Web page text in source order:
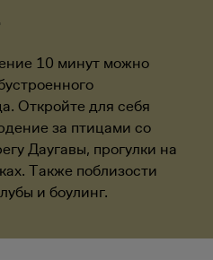
10 минут можно
Откройте для себя
за птицами со
Даугавы, прогулки на
Также поблизости
и боулинг.